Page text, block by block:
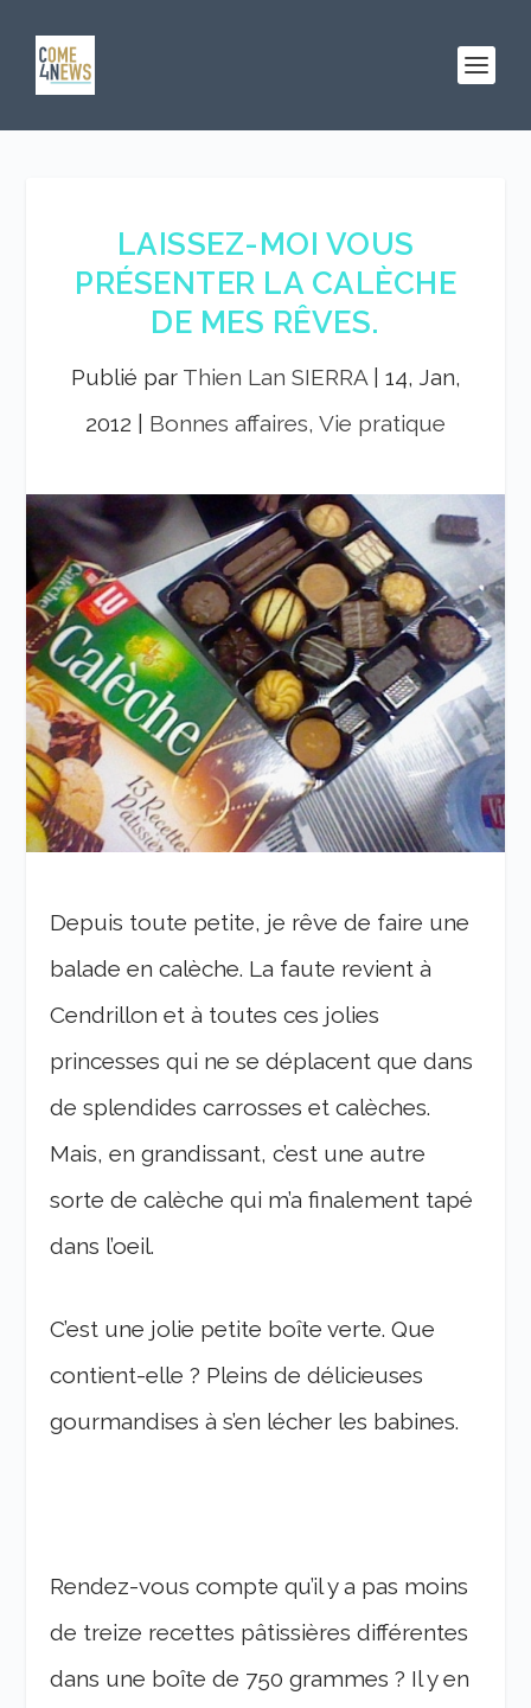
LAISSEZ-MOI VOUS
PRÉSENTER LA CALÈCHE
DE MES RÊVES.
Publié par Thien Lan SIERRA| 14, Jan,
2012
Bonnes affaires, Vie pratique
Depuis toute petite, je rêve de faire une
balade en calèche. La faute revient à
Cendrillon et à toutes ces jolies
princesses qui ne se déplacent que dans
de splendides carrosses et calèches.
Mais, en grandissant, c’est une autre
sorte de calèche qui m’a finalement tapé
dans l’oeil.
C’est une jolie petite boîte verte. Que
contient-elle ? Pleins de délicieuses
gourmandises à s’en lécher les babines.
Rendez-vous compte qu’il y a pas moins
de treize recettes pâtissières différentes
dans une boîte de 750 grammes ? Il y en